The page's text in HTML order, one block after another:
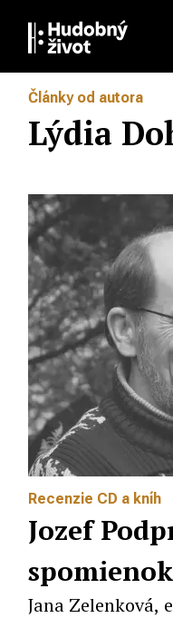
Články od autora
Lýdia
Recenzie CD a kníh
Jozef
spomienok
Jana Zelenková,